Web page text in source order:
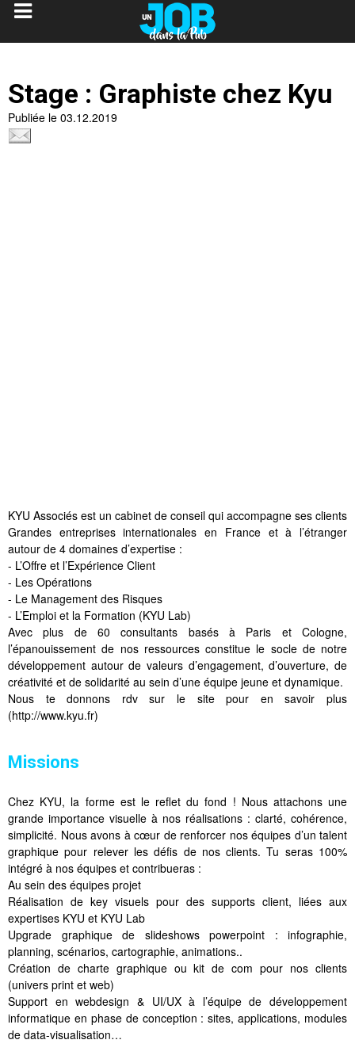
Stage : Graphiste chez Kyu
Publiée le 03.12.2019
KYU Associés est un cabinet de conseil qui accompagne ses clients
Grandes entreprises internationales en France et à l’étranger
autour de 4 domaines d’expertise :
- L’Offre et l’Expérience Client
- Les Opérations
- Le Management des Risques
- L’Emploi et la Formation (KYU Lab)
Avec plus de 60 consultants basés à Paris et Cologne,
l’épanouissement de nos ressources constitue le socle de notre
développement autour de valeurs d’engagement, d’ouverture, de
créativité et de solidarité au sein d’une équipe jeune et dynamique.
Nous te donnons rdv sur le site pour en savoir plus
(http://www.kyu.fr)
Missions
Chez KYU, la forme est le reflet du fond ! Nous attachons une
grande importance visuelle à nos réalisations : clarté, cohérence,
simplicité. Nous avons à cœur de renforcer nos équipes d’un talent
graphique pour relever les défis de nos clients. Tu seras 100%
intégré à nos équipes et contribueras :
Au sein des équipes projet
Réalisation de key visuels pour des supports client, liées aux
expertises KYU et KYU Lab
Upgrade graphique de slideshows powerpoint : infographie,
planning, scénarios, cartographie, animations..
Création de charte graphique ou kit de com pour nos clients
(univers print et web)
Support en webdesign & UI/UX à l’équipe de développement
informatique en phase de conception : sites, applications, modules
de data-visualisation…